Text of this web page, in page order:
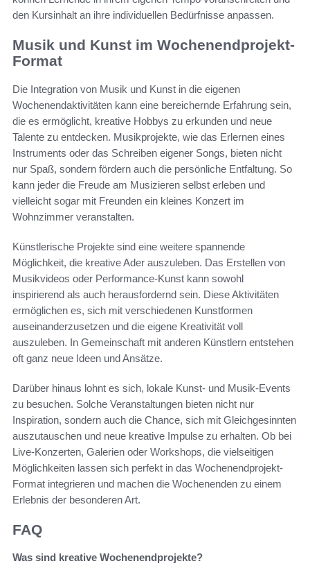
den Kursinhalt an ihre individuellen Bedürfnisse anpassen.
Musik und Kunst im Wochenendprojekt-
Format
Die Integration von Musik und Kunst in die eigenen
Wochenendaktivitäten kann eine bereichernde Erfahrung sein,
die es ermöglicht, kreative Hobbys zu erkunden und neue
Talente zu entdecken. Musikprojekte, wie das Erlernen eines
Instruments oder das Schreiben eigener Songs, bieten nicht
nur Spaß, sondern fördern auch die persönliche Entfaltung. So
kann jeder die Freude am Musizieren selbst erleben und
vielleicht sogar mit Freunden ein kleines Konzert im
Wohnzimmer veranstalten.
Künstlerische Projekte sind eine weitere spannende
Möglichkeit, die kreative Ader auszuleben. Das Erstellen von
Musikvideos oder Performance-Kunst kann sowohl
inspirierend als auch herausfordernd sein. Diese Aktivitäten
ermöglichen es, sich mit verschiedenen Kunstformen
auseinanderzusetzen und die eigene Kreativität voll
auszuleben. In Gemeinschaft mit anderen Künstlern entstehen
oft ganz neue Ideen und Ansätze.
Darüber hinaus lohnt es sich, lokale Kunst- und Musik-Events
zu besuchen. Solche Veranstaltungen bieten nicht nur
Inspiration, sondern auch die Chance, sich mit Gleichgesinnten
auszutauschen und neue kreative Impulse zu erhalten. Ob bei
Live-Konzerten, Galerien oder Workshops, die vielseitigen
Möglichkeiten lassen sich perfekt in das Wochenendprojekt-
Format integrieren und machen die Wochenenden zu einem
Erlebnis der besonderen Art.
FAQ
Was sind kreative Wochenendprojekte?